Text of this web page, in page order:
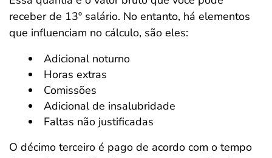
receber de 13º salário. No entanto, há elementos
que influenciam no cálculo, são eles:
Adicional noturno
Horas extras
Comissões
Adicional de insalubridade
Faltas não justificadas
O décimo terceiro é pago de acordo com o tempo